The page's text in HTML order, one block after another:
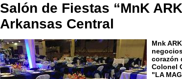
Salón de Fiestas “MnK
Arkansas Central
Mnk
corazón
Colonel
"LA